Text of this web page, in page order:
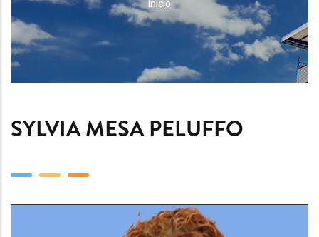
RUTA
DE
NAVEGACIÓN
Inicio
SYLVIA MESA PELUFFO